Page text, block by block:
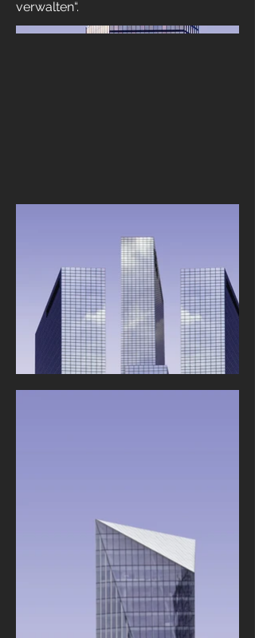
verwalten“.